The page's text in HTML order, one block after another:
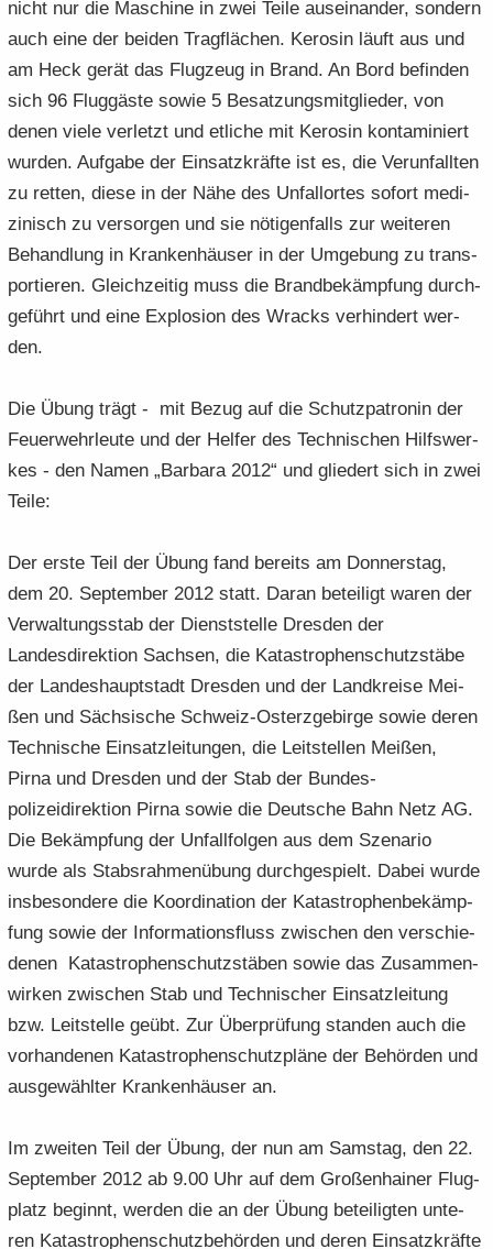
nicht nur die Ma­schi­ne in zwei Teile aus­ein­an­der, son­dern
auch eine der bei­den Trag­flä­chen. Ke­ro­sin läuft aus und
am Heck gerät das Flug­zeug in Brand. An Bord be­fin­den
sich 96 Flug­gäs­te sowie 5 Be­sat­zungs­mit­glie­der, von
denen viele ver­letzt und et­li­che mit Ke­ro­sin kon­taminiert
wur­den. Auf­ga­be der Ein­satz­kräf­te ist es, die Ver­un­fall­ten
zu ret­ten, diese in der Nähe des Un­fall­or­tes so­fort me­di­
zi­nisch zu ver­sor­gen und sie nö­ti­gen­falls zur wei­te­ren
Be­hand­lung in Kran­ken­häu­ser in der Um­ge­bung zu trans­
por­tie­ren. Gleich­zei­tig muss die Brand­be­kämp­fung durch­
ge­führt und eine Ex­plo­si­on des Wracks ver­hin­dert wer­
den.
Die Übung trägt - mit Bezug auf die Schutz­pa­tro­nin der
Feu­er­wehr­leu­te und der Hel­fer des Tech­ni­schen Hilfs­wer­
kes - den Namen „Bar­ba­ra 2012“ und glie­dert sich in zwei
Teile:
Der erste Teil der Übung fand be­reits am Don­ners­tag,
dem 20. Sep­tem­ber 2012 statt. Daran be­tei­ligt waren der
Ver­wal­tungs­stab der Dienst­stel­le Dres­den der
Landesdirek­tion Sach­sen, die Ka­ta­stro­phen­schutz­stä­be
der Lan­des­haupt­stadt Dres­den und der Land­krei­se Mei­
ßen und Säch­si­sche Schweiz-​Osterzgebirge sowie deren
Tech­ni­sche Ein­satz­lei­tun­gen, die Leit­stel­len Mei­ßen,
Pirna und Dres­den und der Stab der Bundes­
polizeidirektion Pirna sowie die Deut­sche Bahn Netz AG.
Die Be­kämp­fung der Unfallfol­gen aus dem Sze­na­rio
wurde als Stabs­rah­men­übung durch­ge­spielt. Dabei wurde
ins­be­son­de­re die Ko­or­di­na­ti­on der Ka­ta­stro­phen­be­kämp­
fung sowie der In­for­ma­ti­ons­fluss zwi­schen den ver­schie­
de­nen Ka­ta­stro­phen­schutz­stä­ben sowie das Zu­sam­men­
wir­ken zwi­schen Stab und Tech­ni­scher Ein­satz­lei­tung
bzw. Leit­stel­le geübt. Zur Über­prü­fung stan­den auch die
vor­han­de­nen Ka­ta­stro­phen­schutz­plä­ne der Be­hör­den und
aus­ge­wähl­ter Kran­ken­häu­ser an.
Im zwei­ten Teil der Übung, der nun am Sams­tag, den 22.
Sep­tem­ber 2012 ab 9.00 Uhr auf dem Gro­ßen­hai­ner Flug­
platz be­ginnt, wer­den die an der Übung be­tei­lig­ten un­te­
ren Ka­ta­stro­phen­schutz­be­hör­den und deren Ein­satz­kräf­te